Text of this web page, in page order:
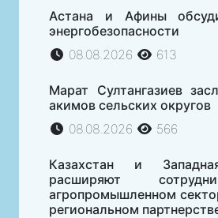
Астана и Афины
энергобезопасности
08.08.2026
613
Марат Султангазиев
акимов сельских округов
08.08.2026
566
Казахстан и
расширяют
агропромышленном
региональном